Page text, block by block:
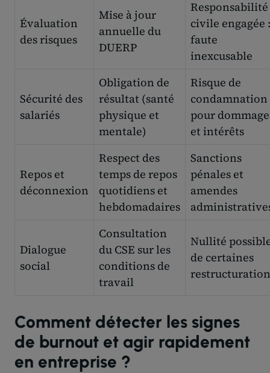
Évaluation
des risques
Mise à jour
annuelle du
DUERP
Responsabilité
civile engagée
faute
inexcusable
Sécurité des
salariés
Obligation de
résultat (santé
physique et
mentale)
Risque de
condamnation
pour
et intérêts
Repos et
déconnexion
Respect des
temps de repos
quotidiens et
hebdomadaires
Sanctions
pénales et
amendes
Dialogue
social
Consultation
du CSE sur les
conditions de
travail
Nullité
de certaines
Comment détecter les signes
de burnout et agir rapidement
en entreprise ?